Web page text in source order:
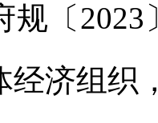
规〔
经济组织